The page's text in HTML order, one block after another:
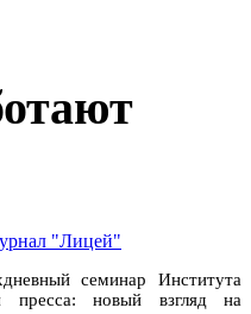
"Лицей"
семинар Института
пресса: новый взгляд на